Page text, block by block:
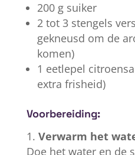
200 g suiker
2 tot 3 stengels
gekneusd om de
komen)
1 eetlepel
extra frisheid)
Voorbereiding:
Verwarm het
Doe het water en de